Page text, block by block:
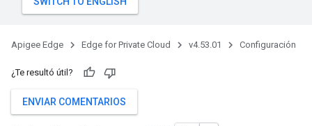
Apigee Edge Edge for Private Cloud v4.53.01 Configuración
¿Te resultó útil?
ENVIAR COMENTARIOS